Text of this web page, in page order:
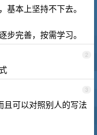
本上坚持不下去。
完善，按需学习。
2
3
且可以对照别人的写法